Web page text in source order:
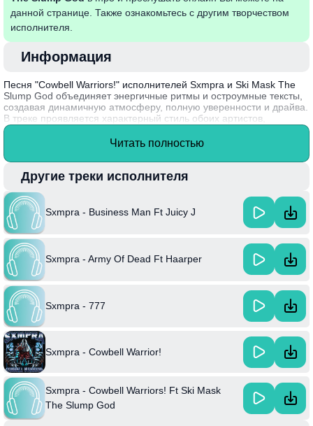
данной странице. Также ознакомьтесь с другим творчеством
исполнителя.
Информация
Песня "Cowbell Warriors!" исполнителей Sxmpra и Ski Mask The
Slump God объединяет энергичные ритмы и остроумные тексты,
создавая динамичную атмосферу, полную уверенности и драйва.
В треке проявляется характерный стиль обоих артистов,
смешивающий элементы хип-хопа и трэпа, что делает
музыкальное сочинение запоминающимся и заразительным.
самоуверенности, что в свою очередь подчеркивает
индивидуальность каждого исполнителя.
Интересный факт: Sxmpra получил признание за свой
уникальный стиль и способность экспериментировать с
различными музыкальными жанрами, что выделяет его среди
современного рэп-сообщества.
Читать полностью
Другие треки исполнителя
Sxmpra - Business Man Ft Juicy J
Sxmpra - Army Of Dead Ft Haarper
Sxmpra - 777
Sxmpra - Cowbell Warrior!
Sxmpra - Cowbell Warriors! Ft Ski Mask
The Slump God